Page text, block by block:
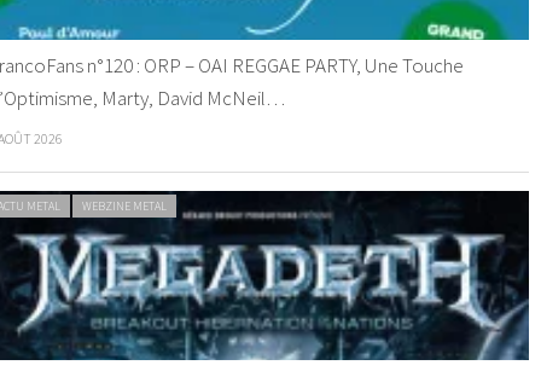
n°120 : ORP – OAI REGGAE PARTY, Une Touche
Marty, David McNeil…
2026
METAL WEBZINE METAL